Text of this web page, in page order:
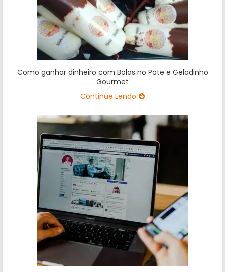
Como ganhar dinheiro com Bolos no Pote e Geladinho
Gourmet
Continue Lendo